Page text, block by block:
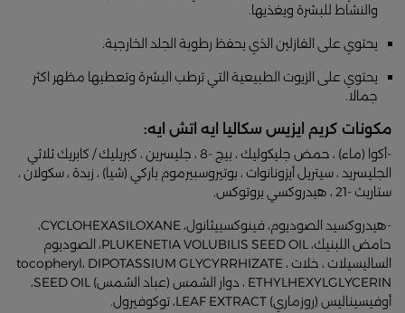
والنشاط للبشرة ويغذيها.
يحتوي على الفازلين الذي يحفظ رطوبة الجلد الخارجية.
يحتوي على الزيوت الطبيعية التي ترطب البشرة وتعطيها مظهر اكثر
جمالا.
مكونات كريم ايزيس سكاليا ايه اتش ايه:
-أكوا (ماء) ، حمض جليكوليك ، بيج -8 ، جليسرين ، كبريليك / كابريك ثلاثي
الجليسريد ، سيتريل أيزونانوات ، بوتيروسبيرموم باركي (شيا) ، زبدة ، سكولان ،
ستاريث -21 ، هيدروكسي بروتوكس.
-هيدروكسيد الصوديوم، فينوكسييثانول، CYCLOHEXASILOXANE،
حامض اللبنيك، PLUKENETIA VOLUBILIS SEED OIL، الصوديوم
الساليسيلات ، خلات tocopheryl، DIPOTASSIUM GLYCYRRHIZATE ،
ETHYLHEXYLGLYCERIN ، دوار الشمس (عباد الشمس) SEED OIL،
أوفيسيناليس (روزماري) LEAF EXTRACT، توكوفيرول.